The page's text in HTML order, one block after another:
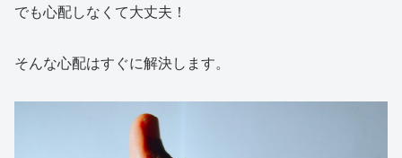
でも心配しなくて大丈夫！
そんな心配はすぐに解決します。